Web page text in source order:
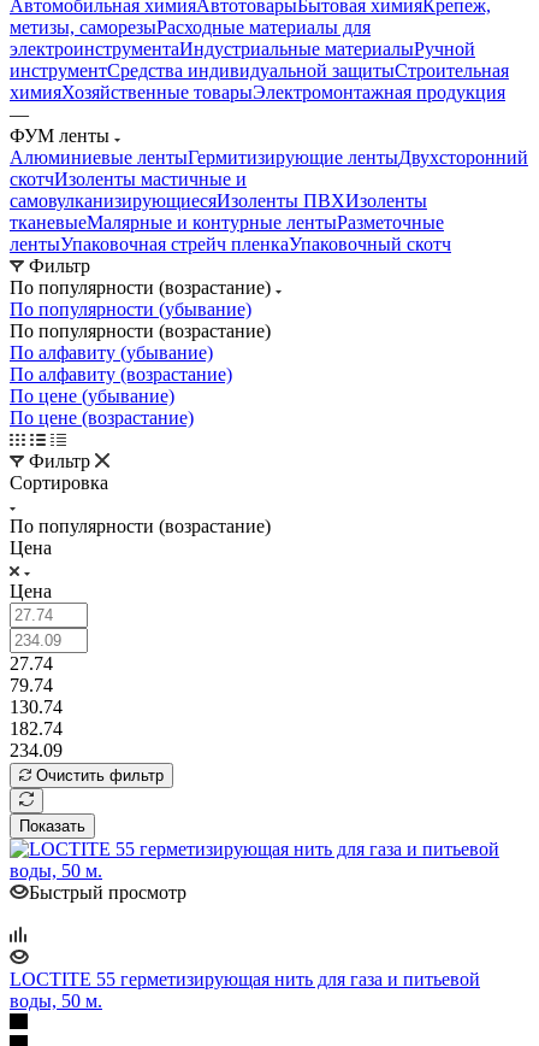
Автомобильная химияАвтотоварыБытовая химияКрепеж,
метизы, саморезыРасходные материалы для
электроинструментаИндустриальные материалыРучной
инструментСредства индивидуальной защитыСтроительная
химияХозяйственные товарыЭлектромонтажная продукция
—
ФУМ ленты
Алюминиевые лентыГермитизирующие лентыДвухсторонний
скотчИзоленты мастичные и
самовулканизирующиесяИзоленты ПВХИзоленты
тканевыеМалярные и контурные лентыРазметочные
лентыУпаковочная стрейч пленкаУпаковочный скотч
Фильтр
По популярности (возрастание)
По популярности (убывание)
По популярности (возрастание)
По алфавиту (убывание)
По алфавиту (возрастание)
По цене (убывание)
По цене (возрастание)
Фильтр
Сортировка
По популярности (возрастание)
Цена
Цена
27.74
79.74
130.74
182.74
234.09
Очистить фильтр
Показать
Быстрый просмотр
LOCTITE 55 герметизирующая нить для газа и питьевой
воды, 50 м.